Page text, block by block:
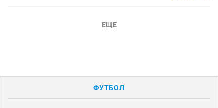
ЕЩЕ
ФУТБОЛ